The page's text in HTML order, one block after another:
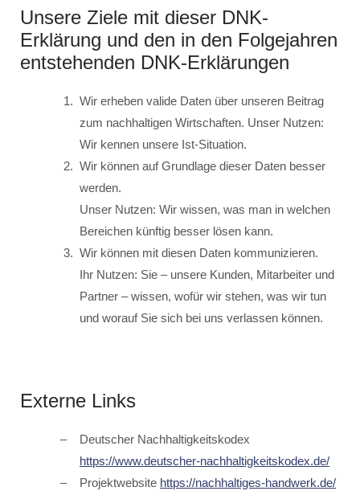
Unsere Ziele mit dieser DNK-
Erklärung und den in den Folgejahren
entstehenden DNK-Erklärungen
Wir erheben valide Daten über unseren Beitrag
zum nachhaltigen Wirtschaften. Unser Nutzen:
Wir kennen unsere Ist-Situation.
Wir können auf Grundlage dieser Daten besser
werden.
Unser Nutzen: Wir wissen, was man in welchen
Bereichen künftig besser lösen kann.
Wir können mit diesen Daten kommunizieren.
Ihr Nutzen: Sie – unsere Kunden, Mitarbeiter und
Partner – wissen, wofür wir stehen, was wir tun
und worauf Sie sich bei uns verlassen können.
Externe Links
Deutscher Nachhaltigkeitskodex
https://www.deutscher-nachhaltigkeitskodex.de/
Projektwebsite https://nachhaltiges-handwerk.de/